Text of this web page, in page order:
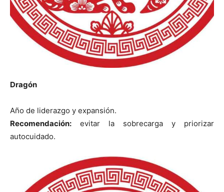
Dragón
Año de liderazgo y expansión.
Recomendación: evitar la sobrecarga y priorizar
autocuidado.